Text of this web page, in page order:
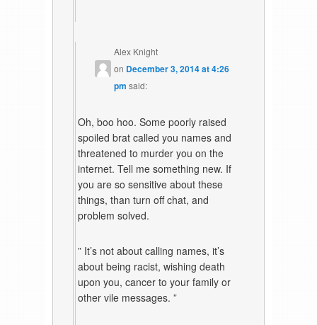
Alex Knight
on December 3, 2014 at 4:26
pm said:
Oh, boo hoo. Some poorly raised
spoiled brat called you names and
threatened to murder you on the
internet. Tell me something new. If
you are so sensitive about these
things, than turn off chat, and
problem solved.
” It’s not about calling names, it’s
about being racist, wishing death
upon you, cancer to your family or
other vile messages. ”